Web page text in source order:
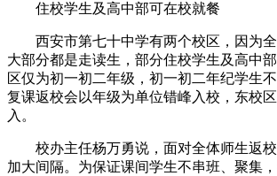
住校学生及高中部可在校就餐
西安市第七十中学有两个校区，因为全
大部分都是走读生，部分住校学生及高中
区仅为初一初二年级，初一初二年纪学生
复课返校会以年级为单位错峰入校，东校区
入。
校办主任杨万勇说，面对全体师生返校
加大间隔。为保证课间学生不串班、聚集